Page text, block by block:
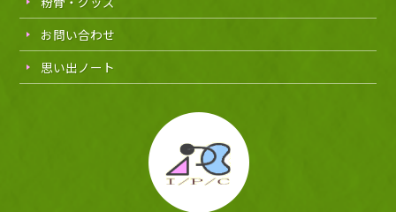
お問い合わせ
思い出ノート